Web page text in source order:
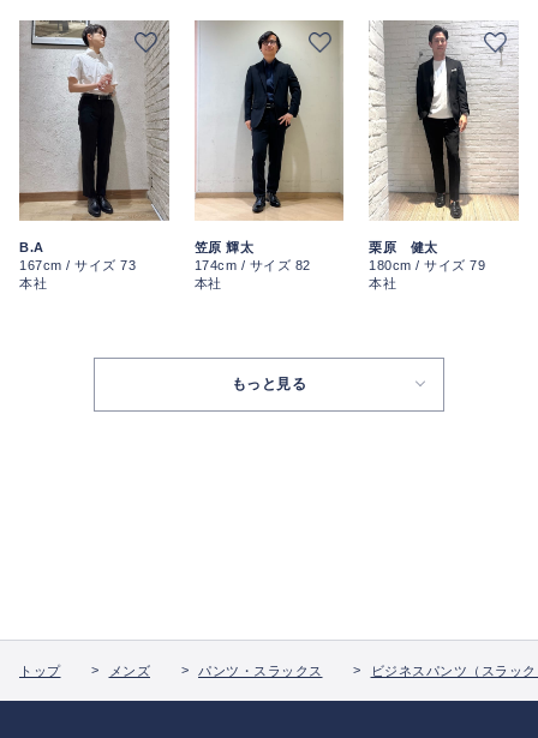
B.A
167cm / サイズ 73
本社
笠原 輝太
174cm / サイズ 82
本社
栗原 健太
180cm / サイズ 79
本社
もっと見る
トップ メンズ パンツ・スラックス ビジネスパンツ（スラッ